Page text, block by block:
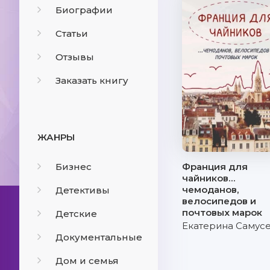
Биографии
Статьи
Отзывы
Заказать книгу
ЖАНРЫ
Бизнес
Детективы
Детские
Документальные
Дом и семья
Франция для
чайников…
чемоданов,
велосипедов и
почтовых марок
Екатерина